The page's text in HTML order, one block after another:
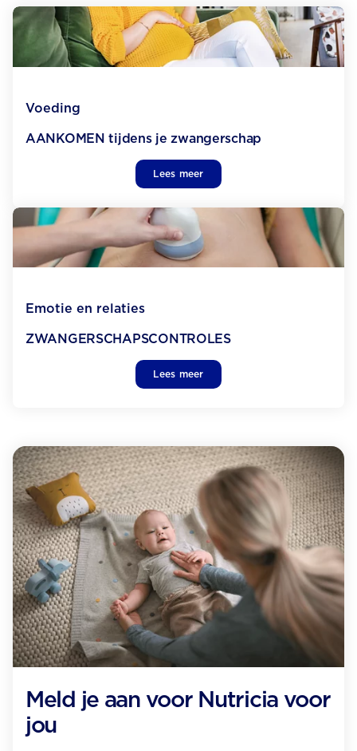
Voeding
AANKOMEN tijdens je zwangerschap
Lees meer
Emotie en relaties
ZWANGERSCHAPS­CONTROLES
Lees meer
Meld je aan voor Nutricia voor
jou